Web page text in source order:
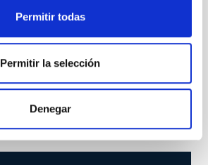
Permitir todas
Permitir la selección
Denegar